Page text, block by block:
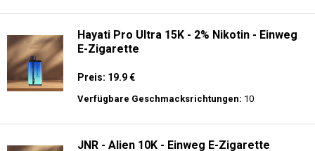
Hayati Pro Ultra 15K - 2% Nikotin - Einweg
E-Zigarette
Preis: 19.9 €
Verfügbare Geschmacksrichtungen: 10
JNR - Alien 10K - Einweg E-Zigarette